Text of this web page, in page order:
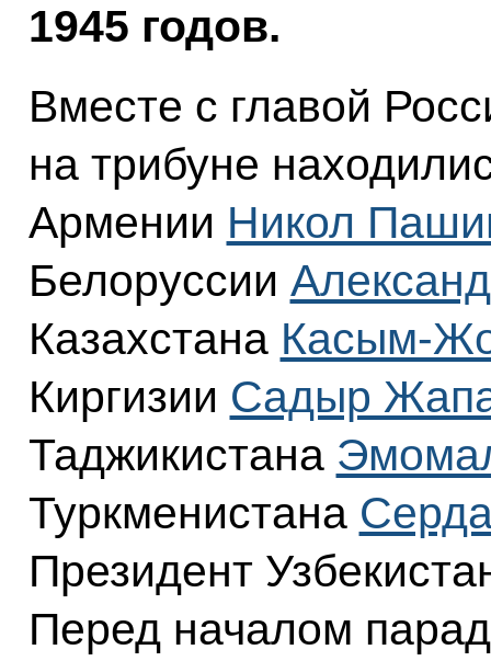
1945 годов.
Вместе с главой
на трибуне
Армении Никол
Белоруссии
Казахстана Касым-
Киргизии Садыр
Таджикистана
Туркменистана
Президент
Перед началом